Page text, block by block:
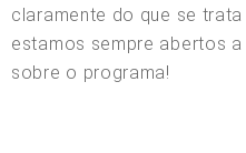
claramente do que se
estamos sempre abertos
sobre o programa!